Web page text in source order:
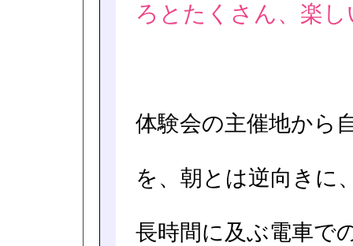
ろとたくさん、楽
体験会の主催地から
を、朝とは逆向きに
長時間に及ぶ電車で